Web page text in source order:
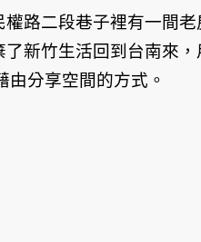
權路二段巷子裡有一間
了新竹生活回到台南來
由分享空間的方式。